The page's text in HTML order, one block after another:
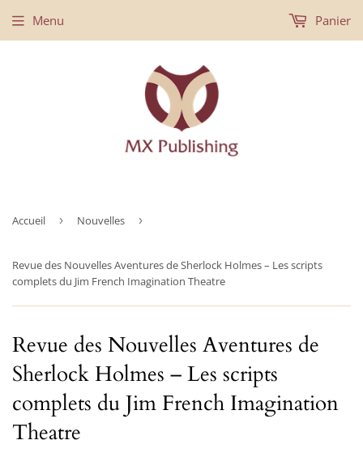
Menu Panier
Accueil › Nouvelles ›
Revue des Nouvelles Aventures de Sherlock Holmes – Les scripts
complets du Jim French Imagination Theatre
Revue des Nouvelles Aventures de
Sherlock Holmes – Les scripts
complets du Jim French Imagination
Theatre